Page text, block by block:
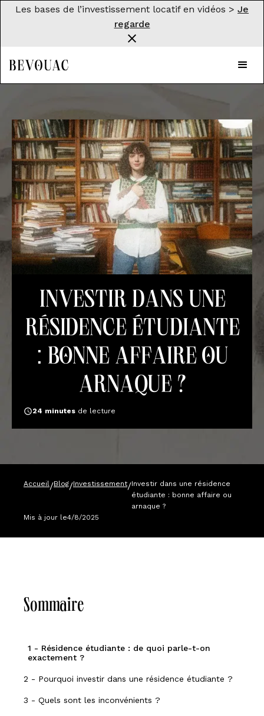
Les bases de l’investissement locatif en vidéos > Je
regarde
Investir dans une
résidence étudiante
: bonne affaire ou
arnaque ?
24 minutes de lecture
Accueil/Blog/Investissement/Investir dans une résidence
étudiante : bonne affaire ou
arnaque ?
Mis à jour le4/8/2025
Sommaire
1 - Résidence étudiante : de quoi parle-t-on
exactement ?
2 - Pourquoi investir dans une résidence étudiante ?
3 - Quels sont les inconvénients ?